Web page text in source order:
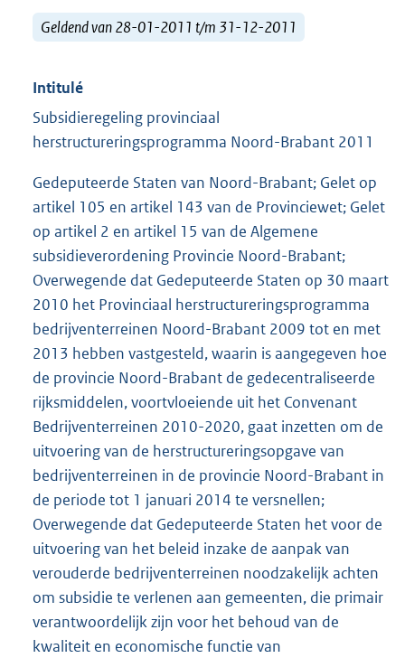
Geldend van 28-01-2011 t/m 31-12-2011
Intitulé
Subsidieregeling provinciaal
herstructureringsprogramma Noord-Brabant 2011
Gedeputeerde Staten van Noord-Brabant; Gelet op
artikel 105 en artikel 143 van de Provinciewet; Gelet
op artikel 2 en artikel 15 van de Algemene
subsidieverordening Provincie Noord-Brabant;
Overwegende dat Gedeputeerde Staten op 30 maart
2010 het Provinciaal herstructureringsprogramma
bedrijventerreinen Noord-Brabant 2009 tot en met
2013 hebben vastgesteld, waarin is aangegeven hoe
de provincie Noord-Brabant de gedecentraliseerde
rijksmiddelen, voortvloeiende uit het Convenant
Bedrijventerreinen 2010-2020, gaat inzetten om de
uitvoering van de herstructureringsopgave van
bedrijventerreinen in de provincie Noord-Brabant in
de periode tot 1 januari 2014 te versnellen;
Overwegende dat Gedeputeerde Staten het voor de
uitvoering van het beleid inzake de aanpak van
verouderde bedrijventerreinen noodzakelijk achten
om subsidie te verlenen aan gemeenten, die primair
verantwoordelijk zijn voor het behoud van de
kwaliteit en economische functie van